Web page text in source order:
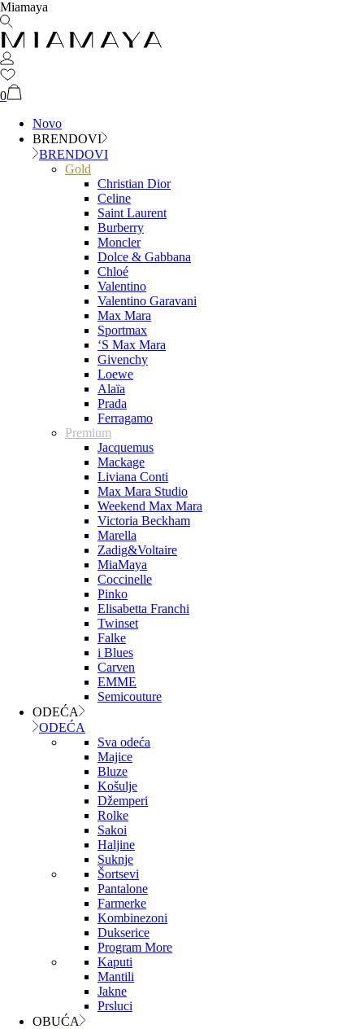
Miamaya
0
Novo
BRENDOVI
BRENDOVI
Gold
Christian Dior
Celine
Saint Laurent
Burberry
Moncler
Dolce & Gabbana
Chloé
Valentino
Valentino Garavani
Max Mara
Sportmax
‘S Max Mara
Givenchy
Loewe
Alaïa
Prada
Ferragamo
Premium
Jacquemus
Mackage
Liviana Conti
Max Mara Studio
Weekend Max Mara
Victoria Beckham
Marella
Zadig&Voltaire
MiaMaya
Coccinelle
Pinko
Elisabetta Franchi
Twinset
Falke
i Blues
Carven
EMME
Semicouture
ODEĆA
ODEĆA
Sva odeća
Majice
Bluze
Košulje
Džemperi
Rolke
Sakoi
Haljine
Suknje
Šortsevi
Pantalone
Farmerke
Kombinezoni
Dukserice
Program More
Kaputi
Mantili
Jakne
Prsluci
OBUĆA